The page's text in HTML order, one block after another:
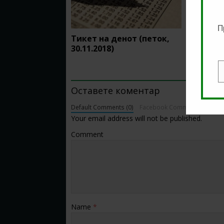
Тикет на денот (петок,
30.11.2018)
Тикет
Оставете коментар
Default Comments (0)
Your email address will not be published.
Comment
Name *